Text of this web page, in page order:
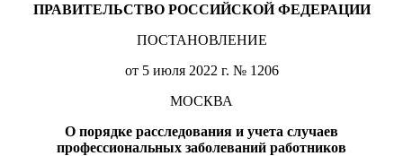
ПРАВИТЕЛЬСТВО РОССИЙСКОЙ ФЕДЕРАЦИИ
ПОСТАНОВЛЕНИЕ
от 5 июля 2022 г. № 1206
МОСКВА
О порядке расследования и учета случаев
профессиональных заболеваний работников